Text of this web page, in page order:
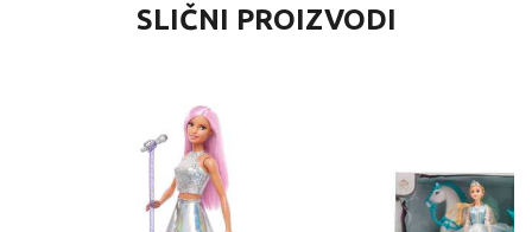
SLIČNI PROIZVODI